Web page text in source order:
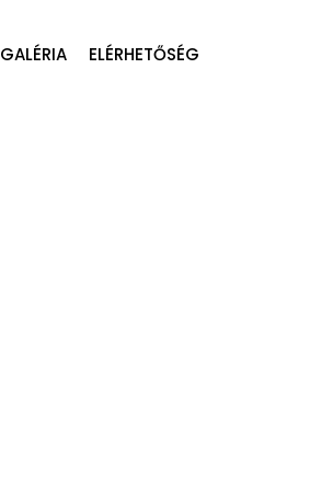
GALÉRIA ELÉRHETŐSÉG